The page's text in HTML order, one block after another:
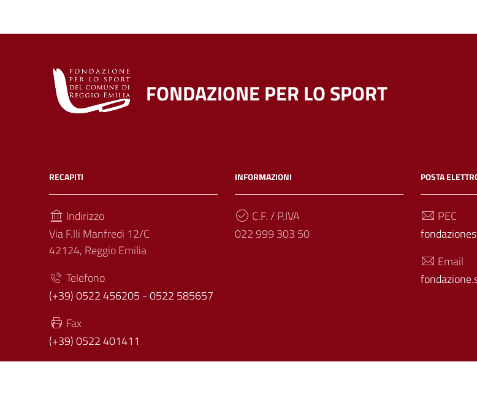
FONDAZIONE PER LO SPORT
RECAPITI
Indirizzo
Via F.lli Manfredi 12/C
42124, Reggio Emilia
Telefono
(+39) 0522 456205 - 0522 585657
Fax
(+39) 0522 401411
INFORMAZIONI
C.F. / P.IVA
022 999 303 50
POSTA
PEC
Email